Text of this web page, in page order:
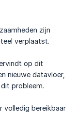
zijn
verplaatst.
op dit
nieuwe datavloer,
probleem.
volledig bereikbaar